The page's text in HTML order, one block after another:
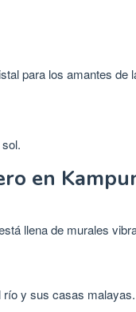
para los amantes de
en
llena de murales
y sus casas malayas.